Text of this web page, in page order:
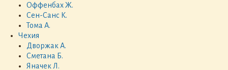
Оффенбах Ж.
Сен-Санс К.
Тома А.
Чехия
Дворжак А.
Сметана Б.
Яначек Л.